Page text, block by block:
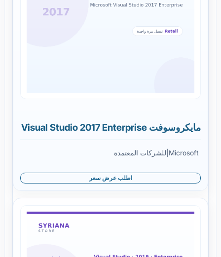
مايكروسوفت Visual Studio 2017 Enterprise
Microsoft للشركات المعتمدة
اطلب عرض سعر